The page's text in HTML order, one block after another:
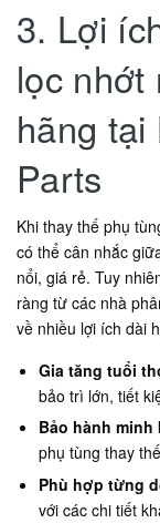
3. Lợi
lọc nhớt
hãng tại
Parts
Khi thay thế phụ
có thể cân nhắc
nổi, giá rẻ. Tuy
ràng từ các nhà
về nhiều lợi ích dài
Gia tăng tuổi
bảo trì lớn, tiết
Bảo hành minh
phụ tùng thay
Phù hợp từng
với các chi tiết